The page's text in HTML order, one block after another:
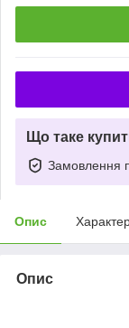
Що таке
Замовлення
Опис
Опис